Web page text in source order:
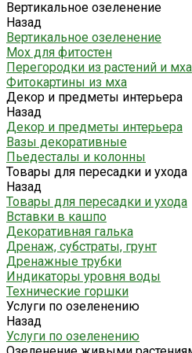
Вертикальное озеленение
Назад
Вертикальное озеленение
Мох для фитостен
Перегородки из растений и мха
Фитокартины из мха
Декор и предметы интерьера
Назад
Декор и предметы интерьера
Вазы декоративные
Пьедесталы и колонны
Товары для пересадки и ухода
Назад
Товары для пересадки и ухода
Вставки в кашпо
Декоративная галька
Дренаж, субстраты, грунт
Дренажные трубки
Индикаторы уровня воды
Технические горшки
Услуги по озеленению
Назад
Услуги по озеленению